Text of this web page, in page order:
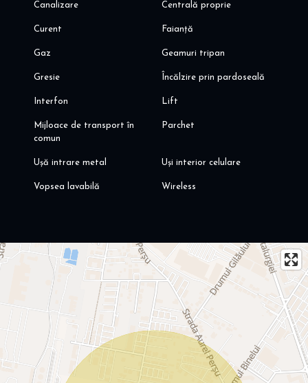
Canalizare Centrală proprie
Curent Faianță
Gaz Geamuri tripan
Gresie Încălzire prin pardoseală
Interfon Lift
Mijloace de transport în
comun
Parchet
Ușă intrare metal Uși interior celulare
Vopsea lavabilă Wireless